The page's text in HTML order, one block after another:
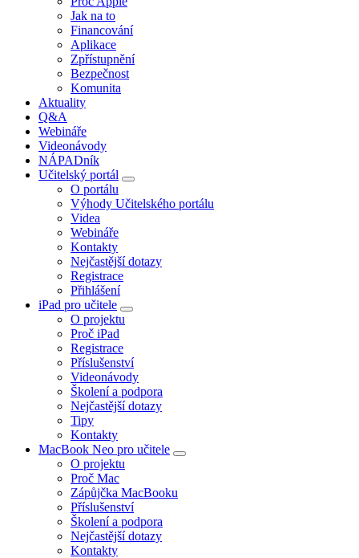
Jak na to
Financování
Aplikace
Zpřístupnění
Bezpečnost
Komunita
Aktuality
Q&A
Webináře
Videonávody
NÁPADník
Učitelský portál
O portálu
Výhody Učitelského portálu
Videa
Webináře
Kontakty
Nejčastější dotazy
Registrace
Přihlášení
iPad pro učitele
O projektu
Proč iPad
Registrace
Příslušenství
Videonávody
Školení a podpora
Nejčastější dotazy
Tipy
Kontakty
MacBook Neo pro učitele
O projektu
Proč Mac
Zápůjčka MacBooku
Příslušenství
Školení a podpora
Nejčastější dotazy
Kontakty